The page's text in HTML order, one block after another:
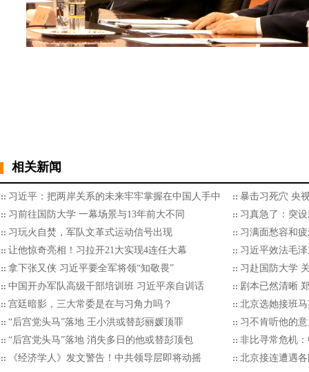
相关新闻
习近平：把两岸关系的未来牢牢掌握在中国人手中
暴击习死穴 央
习前往国防大学 一幕场景与13年前大不同
习真急了：突
习玩火自焚，军队文革式运动信号出现
习满面愁容和
让他惊奇亮相！习拉开21大实现4连任大幕
习近平效法毛
拿下张又侠 习近平要全军将领“知敬畏”
习赴国防大学
中国开办军队高级干部培训班 习近平亲自训话
剧本已然清晰
宫廷暗影，三大常委是在与习角力吗？
北京选她接班
“后宫党头马”落地 王小洪或替彭丽媛顶罪
习不肯听他的
“后宫党头马”落地 消失多日的他或替彭顶包
非比寻常危机
《经济学人》发文警告！中共领导层即将动摇
北京接连遭遇